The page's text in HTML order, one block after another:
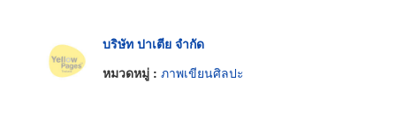
บริษัท ปาเตีย จำกัด
หมวดหมู่ : ภาพเขียนศิลปะ